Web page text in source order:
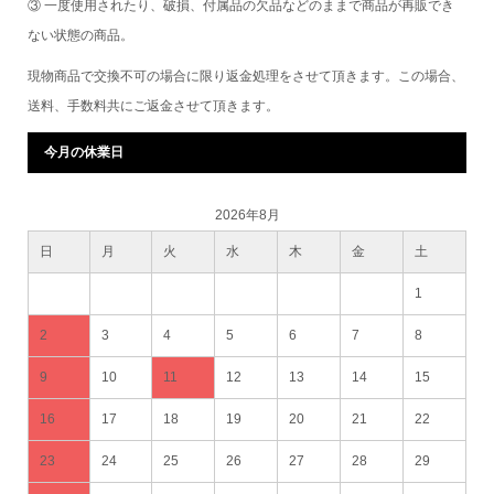
③ 一度使用されたり、破損、付属品の欠品などのままで商品が再販でき
ない状態の商品。
現物商品で交換不可の場合に限り返金処理をさせて頂きます。この場合、
送料、手数料共にご返金させて頂きます。
今月の休業日
2026年8月
日 月 火 水 木 金 土
1
2 3 4 5 6 7 8
9 10 11 12 13 14 15
16 17 18 19 20 21 22
23 24 25 26 27 28 29